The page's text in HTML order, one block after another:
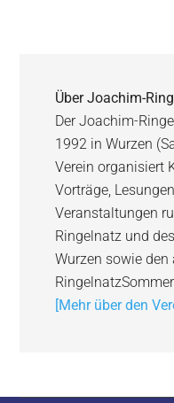
ÜberJoachim-
Der Joachim-
1992 in Wurzen
Verein organisiert
Vorträge,
Veranstaltungen
Ringelnatz und
Wurzen sowie
[Mehr über den